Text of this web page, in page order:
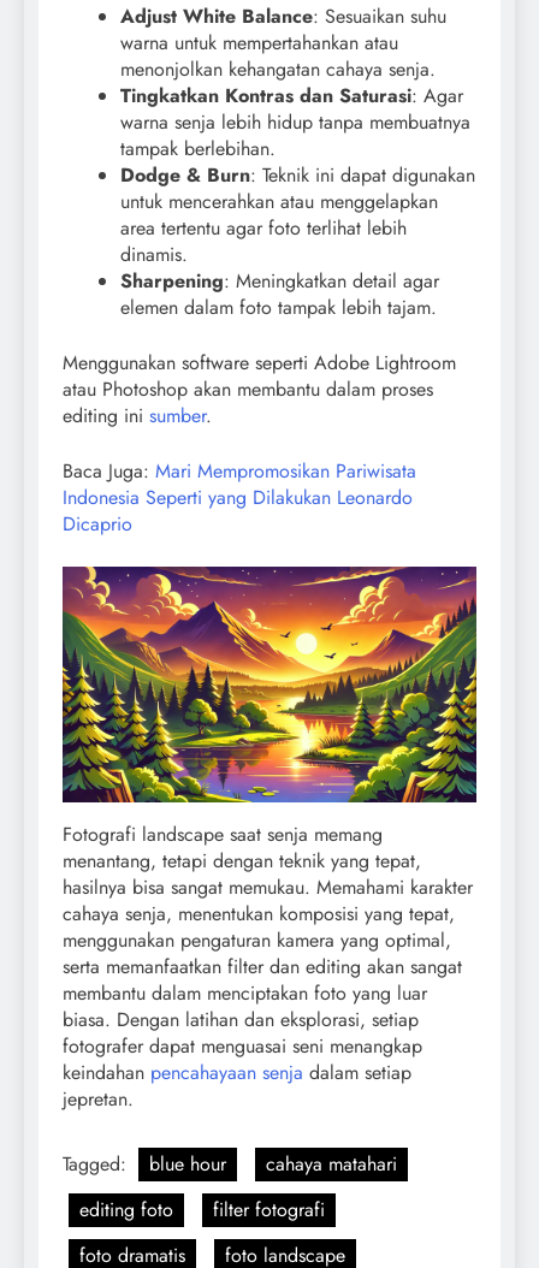
Adjust White Balance: Sesuaikan suhu
warna untuk mempertahankan atau
menonjolkan kehangatan cahaya senja.
Tingkatkan Kontras dan Saturasi: Agar
warna senja lebih hidup tanpa membuatnya
tampak berlebihan.
Dodge & Burn: Teknik ini dapat digunakan
untuk mencerahkan atau menggelapkan
area tertentu agar foto terlihat lebih
dinamis.
Sharpening: Meningkatkan detail agar
elemen dalam foto tampak lebih tajam.
Menggunakan software seperti Adobe Lightroom
atau Photoshop akan membantu dalam proses
editing ini sumber.
Baca Juga: Mari Mempromosikan Pariwisata
Indonesia Seperti yang Dilakukan Leonardo
Dicaprio
Fotografi landscape saat senja memang
menantang, tetapi dengan teknik yang tepat,
hasilnya bisa sangat memukau. Memahami karakter
cahaya senja, menentukan komposisi yang tepat,
menggunakan pengaturan kamera yang optimal,
serta memanfaatkan filter dan editing akan sangat
membantu dalam menciptakan foto yang luar
biasa. Dengan latihan dan eksplorasi, setiap
fotografer dapat menguasai seni menangkap
keindahan pencahayaan senja dalam setiap
jepretan.
Tagged: blue hour
cahaya matahari
editing foto
filter fotografi
foto dramatis
foto landscape